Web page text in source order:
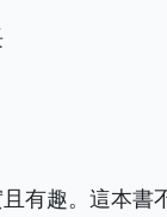
有趣。這本書